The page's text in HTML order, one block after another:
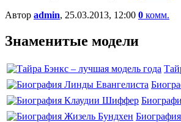
Автор admin, 25.03.2013, 12:00 0 комм.
Знаменитые модели